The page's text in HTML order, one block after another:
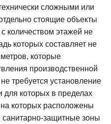
сложными или
стоящие объекты
с количеством этажей не
которых составляет не
которые
производственной
требуется установление
для которых в пределах
которых расположены
санитарно-защитные зоны